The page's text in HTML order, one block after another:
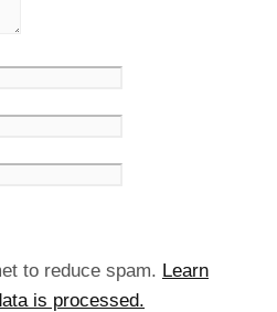
to reduce spam. Learn
is processed.